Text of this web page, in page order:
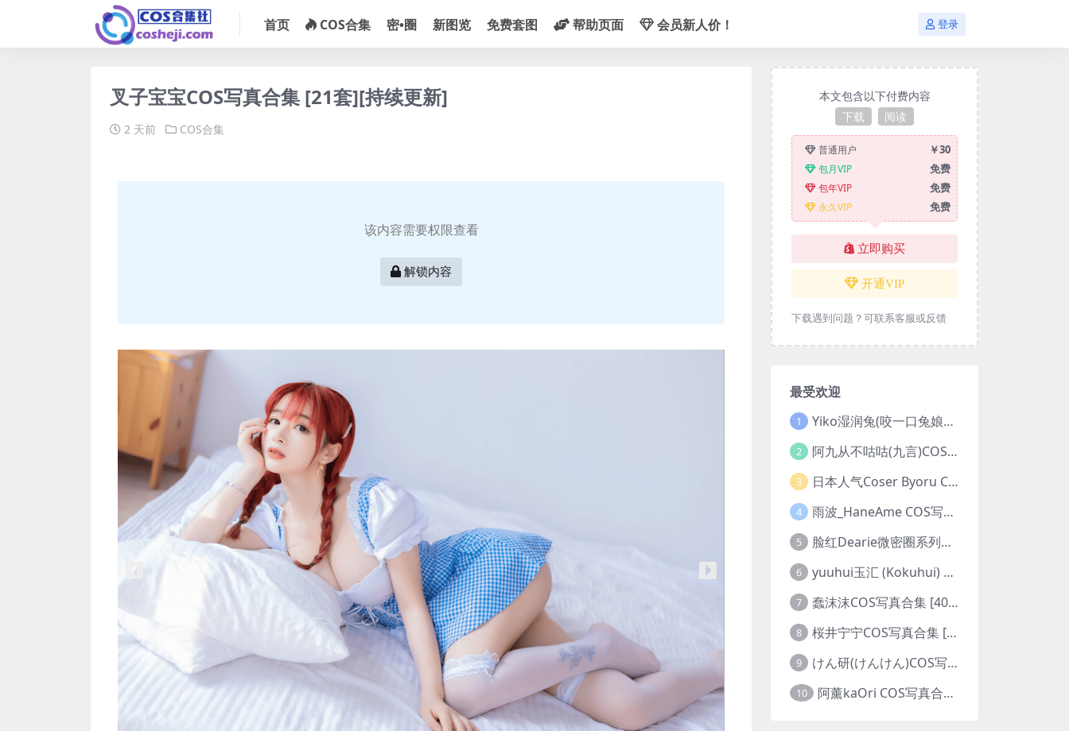
首页 COS合集 密•圈 新图览 免费套图 帮助页面 会员新人价！ 登录
叉子宝宝COS写真合集 [21套][持续更新]
2 天前 COS合集
该内容需要权限查看
解锁内容
本文包含以下付费内容
下载
阅读
普通用户 ￥30
包月VIP 免费
包年VIP 免费
永久VIP 免费
立即购买
开通VIP
下载遇到问题？可联系客服或反馈
最受欢迎
1 Yiko湿润兔(咬一口兔娘ovo)COS写真合集 [281套][持续更新]
2 阿九从不咕咕(九言)COS写真合集 [98套][持续更新]
3 日本人气Coser Byoru COS写真合集 [342套][持续更新]
4 雨波_HaneAme COS写真合集 [550套][持续更新]
5 脸红Dearie微密圈系列图片&视频合集
6 yuuhui玉汇 (Kokuhui) COS写真合集 [153套][持续更新]
7 蠢沫沫COS写真合集 [404套][持续更新]
8 桜井宁宁COS写真合集 [179套][持续更新]
9 けん研(けんけん)COS写真合集 [94套][持续更新]
10 阿薰kaOri COS写真合集 [65套][持续更新]